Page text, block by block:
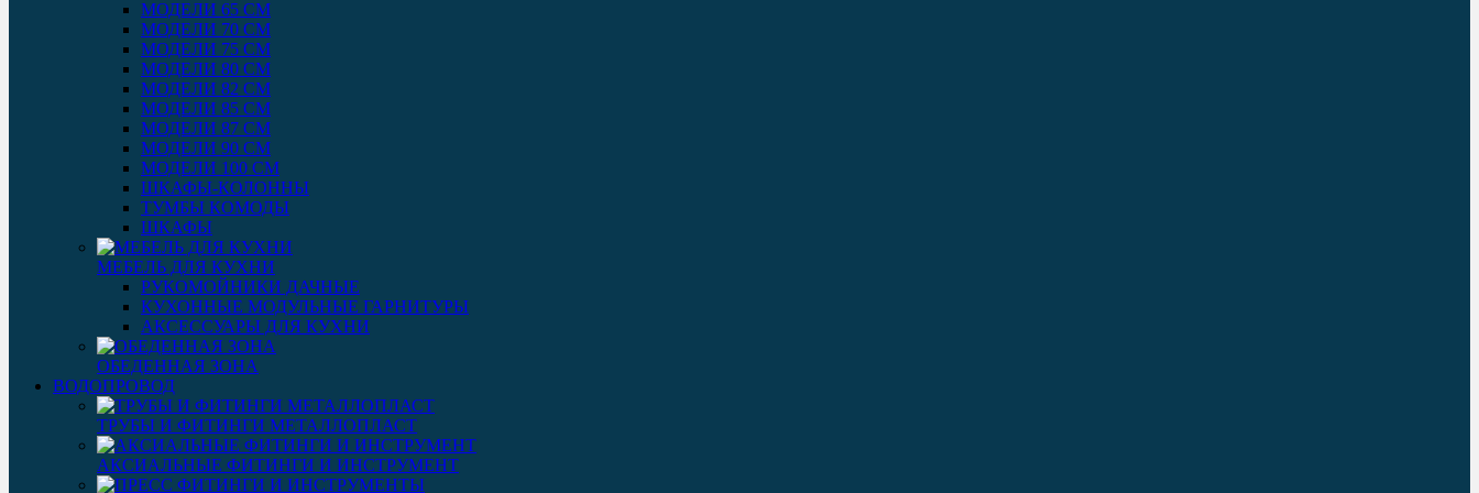
МОДЕЛИ 65 СМ
МОДЕЛИ 70 СМ
МОДЕЛИ 75 СМ
МОДЕЛИ 80 СМ
МОДЕЛИ 82 СМ
МОДЕЛИ 85 СМ
МОДЕЛИ 87 СМ
МОДЕЛИ 90 СМ
МОДЕЛИ 100 СМ
ШКАФЫ-КОЛОННЫ
ТУМБЫ КОМОДЫ
ШКАФЫ
МЕБЕЛЬ ДЛЯ КУХНИ
РУКОМОЙНИКИ ДАЧНЫЕ
КУХОННЫЕ МОДУЛЬНЫЕ ГАРНИТУРЫ
АКСЕССУАРЫ ДЛЯ КУХНИ
ОБЕДЕННАЯ ЗОНА
ВОДОПРОВОД
ТРУБЫ И ФИТИНГИ МЕТАЛЛОПЛАСТ
АКСИАЛЬНЫЕ ФИТИНГИ И ИНСТРУМЕНТ